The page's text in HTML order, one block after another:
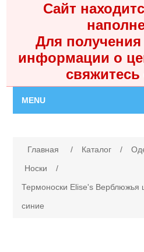
Сайт
Для получения
информации о
MENU
Каталог
Главная / Каталог /
Носки
/
Термоноски Elise's Верблюжья
синие